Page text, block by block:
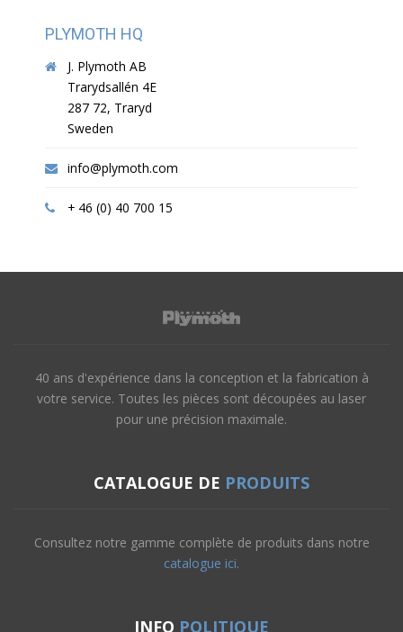
PLYMOTH HQ
J. Plymoth AB
Trarydsallén 4E
287 72, Traryd
Sweden
info@plymoth.com
+ 46 (0) 40 700 15
40 ans d'expérience dans la conception et la fabrication à
votre service. Toutes les pièces sont découpées au laser
pour une précision maximale.
CATALOGUE DE PRODUITS
Consultez notre gamme complète de produits dans notre
catalogue ici.
INFO POLITIQUE